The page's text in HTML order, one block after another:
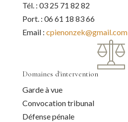
Tél. : 03 25 71 82 82
Port. : 06 61 18 83 66
Email : cpienonzek@gmail.com
Domaines d'intervention
Garde à vue
Convocation tribunal
Défense pénale